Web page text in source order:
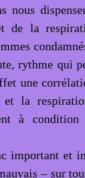
nous
de la
rythme qui
une
et la
à condition
important et
– sur